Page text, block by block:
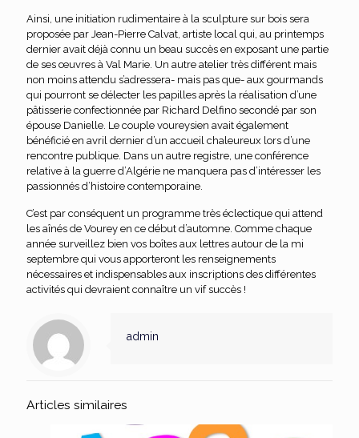
Ainsi, une initiation rudimentaire à la sculpture sur bois sera
proposée par Jean-Pierre Calvat, artiste local qui, au printemps
dernier avait déjà connu un beau succès en exposant une partie
de ses œuvres à Val Marie. Un autre atelier très différent mais
non moins attendu s’adressera- mais pas que- aux gourmands
qui pourront se délecter les papilles après la réalisation d’une
pâtisserie confectionnée par Richard Delfino secondé par son
épouse Danielle. Le couple voureysien avait également
bénéficié en avril dernier d’un accueil chaleureux lors d’une
rencontre publique. Dans un autre registre, une conférence
relative à la guerre d’Algérie ne manquera pas d’intéresser les
passionnés d’histoire contemporaine.
C’est par conséquent un programme très éclectique qui attend
les aînés de Vourey en ce début d’automne. Comme chaque
année surveillez bien vos boîtes aux lettres autour de la mi
septembre qui vous apporteront les renseignements
nécessaires et indispensables aux inscriptions des différentes
activités qui devraient connaître un vif succès !
admin
Articles similaires